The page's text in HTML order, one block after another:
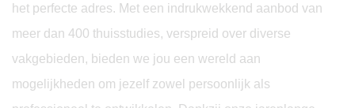
het perfecte adres. Met een indrukwekkend aanbod van
meer dan 400 thuisstudies, verspreid over diverse
vakgebieden, bieden we jou een wereld aan
mogelijkheden om jezelf zowel persoonlijk als